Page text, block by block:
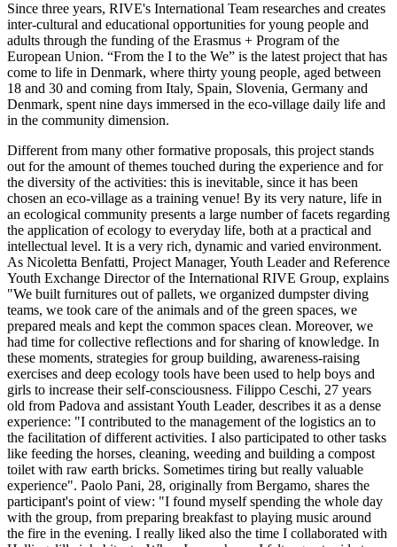
Since three years, RIVE's International Team researches and creates
inter-cultural and educational opportunities for young people and
adults through the funding of the Erasmus + Program of the
European Union. “From the I to the We” is the latest project that has
come to life in Denmark, where thirty young people, aged between
18 and 30 and coming from Italy, Spain, Slovenia, Germany and
Denmark, spent nine days immersed in the eco-village daily life and
in the community dimension.
Different from many other formative proposals, this project stands
out for the amount of themes touched during the experience and for
the diversity of the activities: this is inevitable, since it has been
chosen an eco-village as a training venue! By its very nature, life in
an ecological community presents a large number of facets regarding
the application of ecology to everyday life, both at a practical and
intellectual level. It is a very rich, dynamic and varied environment.
As Nicoletta Benfatti, Project Manager, Youth Leader and Reference
Youth Exchange Director of the International RIVE Group, explains
"We built furnitures out of pallets, we organized dumpster diving
teams, we took care of the animals and of the green spaces, we
prepared meals and kept the common spaces clean. Moreover, we
had time for collective reflections and for sharing of knowledge. In
these moments, strategies for group building, awareness-raising
exercises and deep ecology tools have been used to help boys and
girls to increase their self-consciousness. Filippo Ceschi, 27 years
old from Padova and assistant Youth Leader, describes it as a dense
experience: "I contributed to the management of the logistics an to
the facilitation of different activities. I also participated to other tasks
like feeding the horses, cleaning, weeding and building a compost
toilet with raw earth bricks. Sometimes tiring but really valuable
experience". Paolo Pani, 28, originally from Bergamo, shares the
participant's point of view: "I found myself spending the whole day
with the group, from preparing breakfast to playing music around
the fire in the evening. I really liked also the time I collaborated with